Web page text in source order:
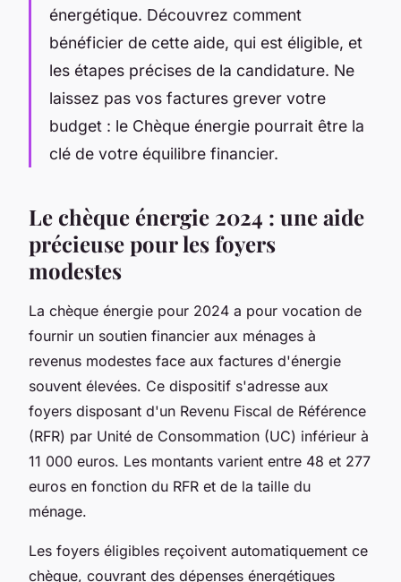
énergétique. Découvrez comment
bénéficier de cette aide, qui est éligible, et
les étapes précises de la candidature. Ne
laissez pas vos factures grever votre
budget : le Chèque énergie pourrait être la
clé de votre équilibre financier.
Le chèque énergie 2024 : une aide
précieuse pour les foyers
modestes
La chèque énergie pour 2024 a pour vocation de
fournir un soutien financier aux ménages à
revenus modestes face aux factures d'énergie
souvent élevées. Ce dispositif s'adresse aux
foyers disposant d'un Revenu Fiscal de Référence
(RFR) par Unité de Consommation (UC) inférieur à
11 000 euros. Les montants varient entre 48 et 277
euros en fonction du RFR et de la taille du
ménage.
Les foyers éligibles reçoivent automatiquement ce
chèque, couvrant des dépenses énergétiques